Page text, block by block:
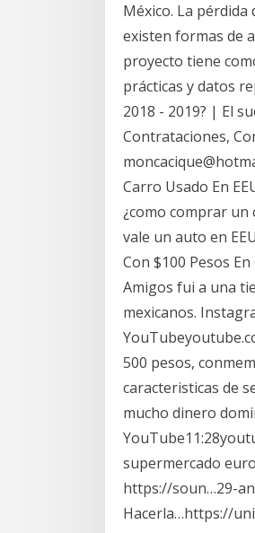
México. La
existen formas de
proyecto tiene
prácticas y datos
2018 - 2019? | El
Contrataciones,
Carro Usado En
¿como comprar un
vale un auto en
Con $100 Pesos
Amigos fui a una
mexicanos.
500 pesos,
caracteristicas de
mucho dinero
supermercado
https://soun…29-
Hacerla…https://